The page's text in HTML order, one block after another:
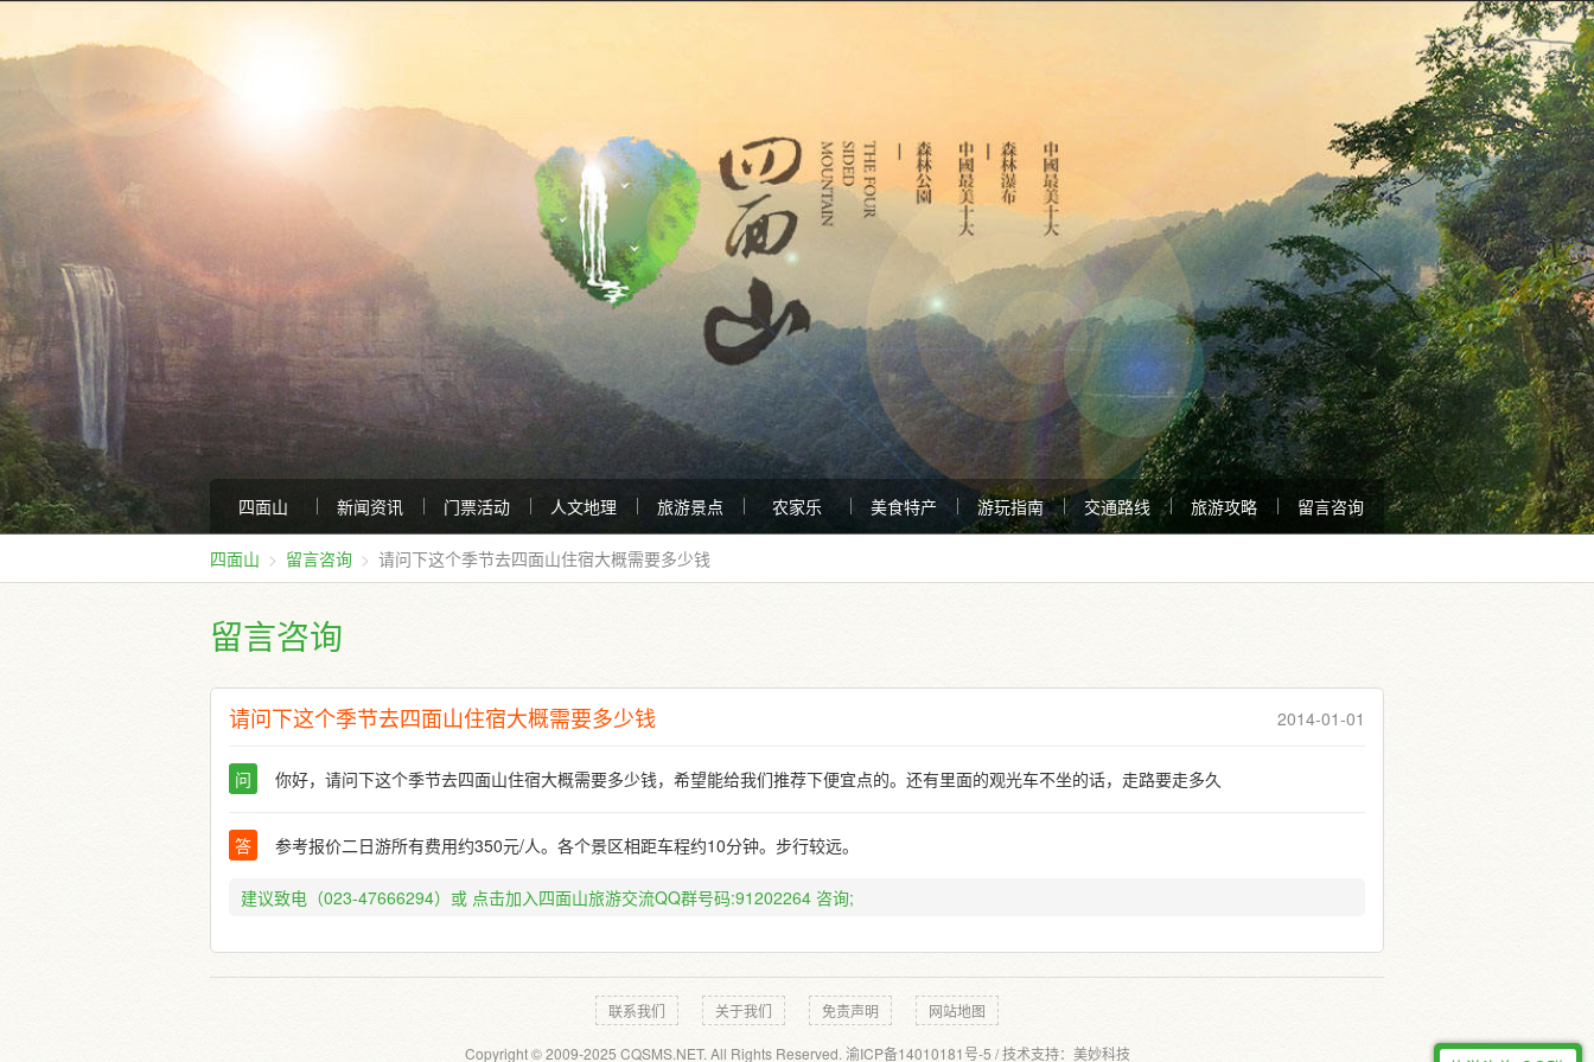
四面山 新闻资讯 门票活动 人文地理 旅游景点 农家乐 美食特产 游玩指南 交通路线 旅游攻略 留言咨询
四面山 留言咨询 请问下这个季节去四面山住宿大概需要多少钱
留言咨询
请问下这个季节去四面山住宿大概需要多少钱 2014-01-01
问 你好，请问下这个季节去四面山住宿大概需要多少钱，希望能给我们推荐下便宜点的。还有里面的观光车不坐的话，走路要走多久
答 参考报价二日游所有费用约350元/人。各个景区相距车程约10分钟。步行较远。
建议致电（023-47666294）或 点击加入四面山旅游交流QQ群号码:91202264 咨询;
联系我们 关于我们 免责声明 网站地图
Copyright © 2009-2025 CQSMS.NET. All Rights Reserved. 渝ICP备14010181号-5 / 技术支持： 美妙科技